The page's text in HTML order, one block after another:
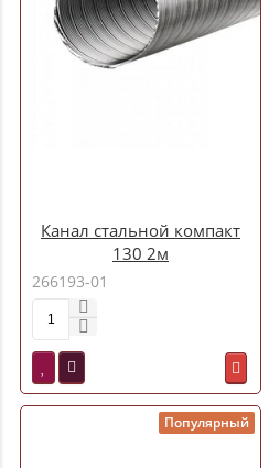
Канал стальной компакт
130 2м
266193-01
Популярный